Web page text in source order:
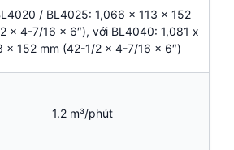
/ BL4025: 1,066 x 113 x 152
x 4-7/16 x 6″), với BL4040: 1,081 x
x 152 mm (42-1/2 x 4-7/16 x 6″)
1.2 m³/phút